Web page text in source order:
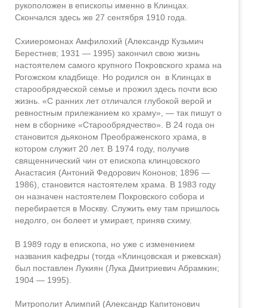
рукоположен в епископы именно в Клинцах.
Скончался здесь же 27 сентября 1910 года.
Схииеромонах Амфилохий (Александр Кузьмич
Берестнев; 1931 — 1995) закончил свою жизнь
настоятелем самого крупного Покровского храма на
Рогожском кладбище. Но родился он в Клинцах в
старообрядческой семье и прожил здесь почти всю
жизнь. «С ранних лет отличался глубокой верой и
ревностным прилежанием ко храму», — так пишут о
нем в сборнике «Старообрядчество». В 24 года он
становится дьяконом Преображенского храма, в
котором служит 20 лет. В 1974 году, получив
священнический чин от епископа клинцовского
Анастасия (Антоний Федорович Кононов; 1896 —
1986), становится настоятелем храма. В 1983 году
он назначен настоятелем Покровского собора и
перебирается в Москву. Служить ему там пришлось
недолго, он болеет и умирает, приняв схиму.
В 1989 году в епископа, но уже с изменением
названия кафедры (тогда «Клинцовская и ржевская)
был поставлен Лукиян (Лука Дмитриевич Абрамкин;
1904 — 1995).
Митрополит Алимпий (Александр Капитонович